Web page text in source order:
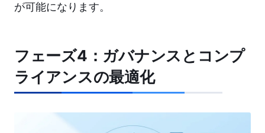
が可能になります。
フェーズ4：ガバナンスとコンプ
ライアンスの最適化